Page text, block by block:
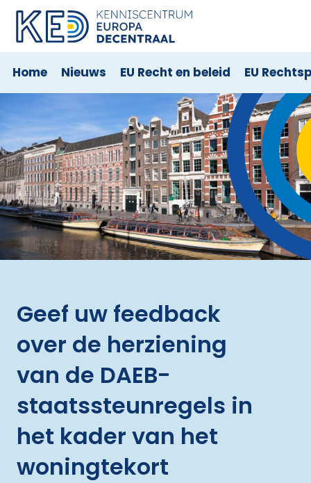
Home Nieuws EU Recht en beleid EU
Geef uw feedback
over de herziening
van de DAEB-
staatssteunregels in
het kader van het
woningtekort